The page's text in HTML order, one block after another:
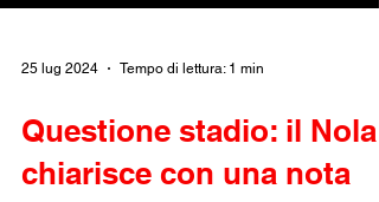
25 lug 2024 Tempo di lettura: 1 min
Questione stadio: il Nola